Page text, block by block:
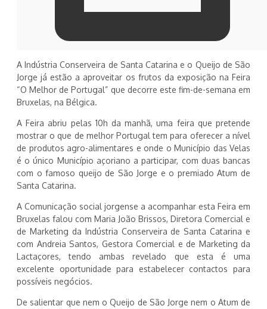
A Indústria Conserveira de Santa Catarina e o Queijo de São
Jorge já estão a aproveitar os frutos da exposição na Feira
“O Melhor de Portugal” que decorre este fim-de-semana em
Bruxelas, na Bélgica.
A Feira abriu pelas 10h da manhã, uma feira que pretende
mostrar o que de melhor Portugal tem para oferecer a nível
de produtos agro-alimentares e onde o Município das Velas
é o único Município açoriano a participar, com duas bancas
com o famoso queijo de São Jorge e o premiado Atum de
Santa Catarina.
A Comunicação social jorgense a acompanhar esta Feira em
Bruxelas falou com Maria João Brissos, Diretora Comercial e
de Marketing da Indústria Conserveira de Santa Catarina e
com Andreia Santos, Gestora Comercial e de Marketing da
Lactaçores, tendo ambas revelado que esta é uma
excelente oportunidade para estabelecer contactos para
possíveis negócios.
De salientar que nem o Queijo de São Jorge nem o Atum de